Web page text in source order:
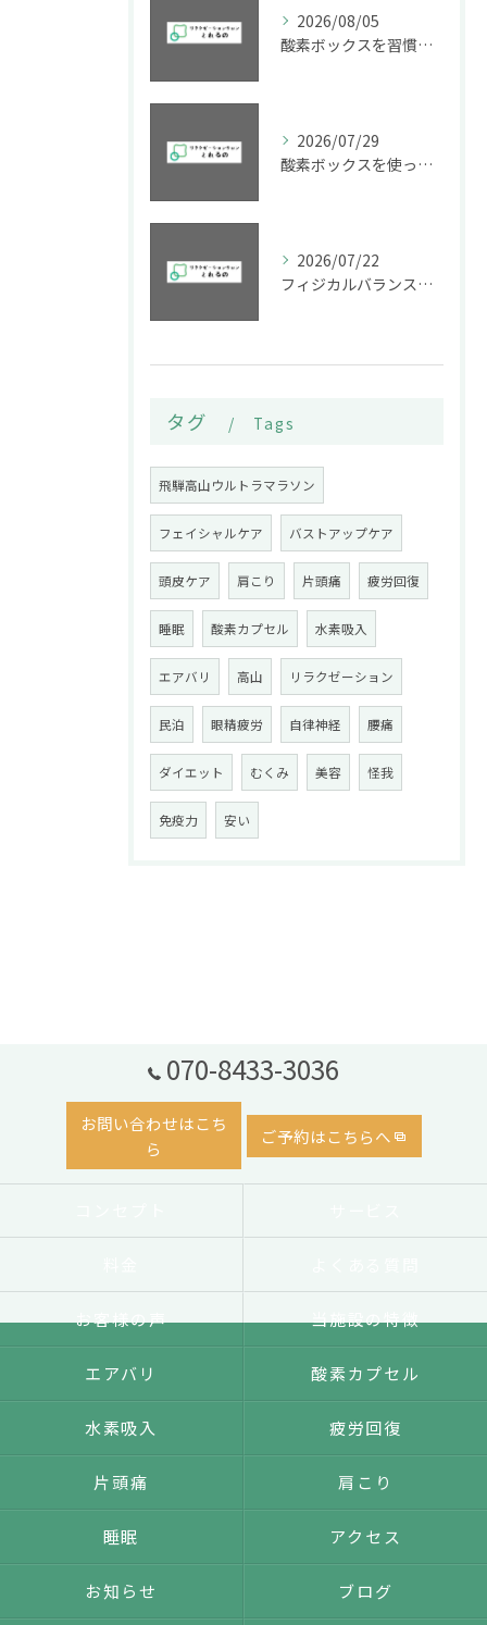
2026/08/05
酸素ボックスを習慣化して岐阜県高山市加茂郡八百津町で疲労回復とパフォーマンス向上を目指す方法
2026/07/29
酸素ボックスを使ったストレス対策で疲労回復とパフォーマンス向上をめざす最新メソッド
2026/07/22
フィジカルバランスを酸素ボックスで整え疲労回復とパフォーマンス向上を岐阜県高山市大垣市で目指す
タグ Tags
飛騨高山ウルトラマラソン
フェイシャルケア バストアップケア
頭皮ケア 肩こり 片頭痛 疲労回復
睡眠 酸素カプセル 水素吸入
エアバリ 高山 リラクゼーション
民泊 眼精疲労 自律神経 腰痛
ダイエット むくみ 美容 怪我
免疫力 安い
070-8433-3036
お問い合わせはこち
ら
ご予約はこちらへ
お客様の声 当施設の特徴
エアバリ 酸素カプセル
水素吸入 疲労回復
片頭痛 肩こり
睡眠 アクセス
お知らせ ブログ